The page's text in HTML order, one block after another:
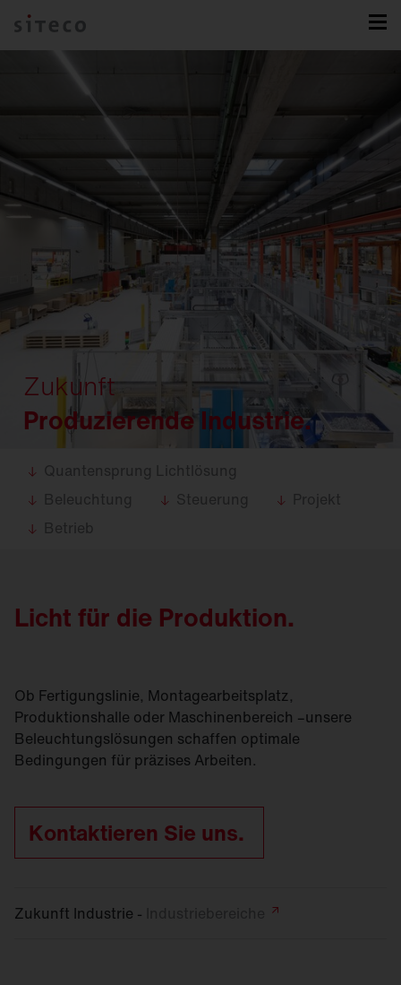
Zukunft
Produzierende Industrie.
Quantensprung Lichtlösung
Beleuchtung
Steuerung
Projekt
Betrieb
Licht für die Produktion.
Ob Fertigungslinie, Montagearbeitsplatz,
Produktionshalle oder Maschinenbereich –unsere
Beleuchtungslösungen schaffen optimale
Bedingungen für präzises Arbeiten.
Kontaktieren Sie uns.
Zukunft Industrie -